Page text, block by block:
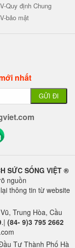
Quy định Chung
bảo mật
nhất
GỬI ĐI
SỨC SỐNG VIỆT ®
nguồn
thông tin từ website
Trung Hòa, Cầu
.| (84- 9)3 795 2662
Tư Thành Phố Hà